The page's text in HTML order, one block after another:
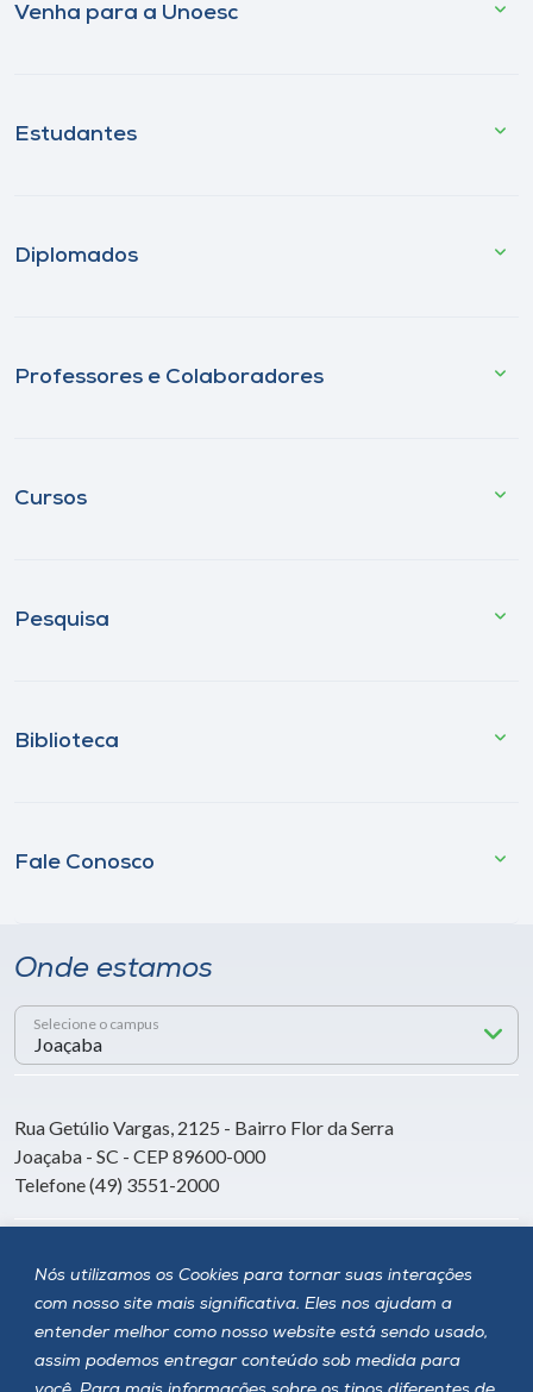
Nós utilizamos os Cookies para tornar suas interações
com nosso site mais significativa. Eles nos ajudam a
entender melhor como nosso website está sendo usado,
assim podemos entregar conteúdo sob medida para
Venha para a Unoesc
Estudantes
Diplomados
Professores e Colaboradores
Cursos
Pesquisa
Biblioteca
Fale Conosco
Onde estamos
Selecione o campus
Rua Getúlio Vargas, 2125 - Bairro Flor da Serra
Joaçaba - SC - CEP 89600-000
Telefone (49) 3551-2000
Siga a Unoesc